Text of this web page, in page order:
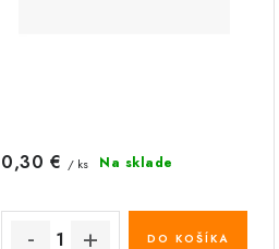
v
Na sklade
0,30 € / ks
DO KOŠÍKA